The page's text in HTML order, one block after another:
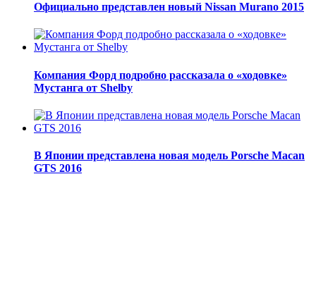
Официально представлен новый Nissan Murano 2015
Компания Форд подробно рассказала о «ходовке»
Мустанга от Shelby
В Японии представлена новая модель Porsche Macan
GTS 2016